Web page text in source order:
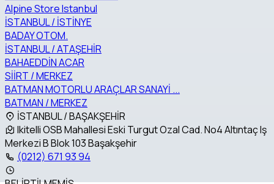
Alpine Store Istanbul
İSTANBUL / İSTİNYE
BADAY OTOM.
İSTANBUL / ATAŞEHİR
BAHAEDDİN ACAR
SİİRT / MERKEZ
BATMAN MOTORLU ARAÇLAR SANAYİ ...
BATMAN / MERKEZ
İSTANBUL / BAŞAKŞEHİR
Ikitelli OSB Mahallesi Eski Turgut Ozal Cad. No4 Altıntaç Iş
Merkezi B Blok 103 Başakşehir
(0212) 671 93 94